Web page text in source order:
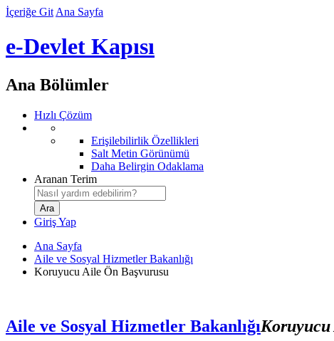
İçeriğe Git Ana Sayfa
e-Devlet Kapısı
Ana Bölümler
Hızlı Çözüm
Erişilebilirlik Özellikleri
Salt Metin Görünümü
Daha Belirgin Odaklama
Aranan Terim
Giriş Yap
Ana Sayfa
Aile ve Sosyal Hizmetler Bakanlığı
Koruyucu Aile Ön Başvurusu
Aile ve Sosyal Hizmetler Bakanlığı